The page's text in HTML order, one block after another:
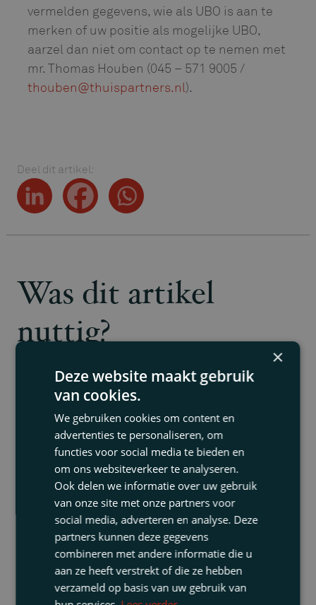
vermelden gegevens, wie als UBO is aan te
merken of uw positie als mogelijke UBO,
aarzel dan niet om contact op te nemen met
mr. Thomas Houben (045 – 571 9005 /
thouben@thuispartners.nl).
Deel dit artikel:
Was dit artikel
nuttig?
Wij bespreken graag uw persoonlijke situatie
tijdens een vrijblijvende kennismaking met een
voor uw situatie relevante specialist.
Voornaam
Achternaam
mailadres
×
Deze website maakt gebruik
van cookies.
We gebruiken cookies om content en
advertenties te personaliseren, om
functies voor social media te bieden en
om ons websiteverkeer te analyseren.
Ook delen we informatie over uw gebruik
van onze site met onze partners voor
social media, adverteren en analyse. Deze
partners kunnen deze gegevens
combineren met andere informatie die u
aan ze heeft verstrekt of die ze hebben
verzameld op basis van uw gebruik van